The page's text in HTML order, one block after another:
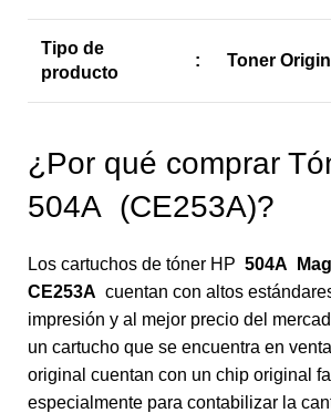
Tipo de
producto
: Toner
¿Por qué comprar
504A (CE253A)?
Los cartuchos de tóner HP 504A
CE253A cuentan con altos
impresión y al mejor precio del
un cartucho que se encuentra en
original cuentan con un chip original
especialmente para contabilizar la